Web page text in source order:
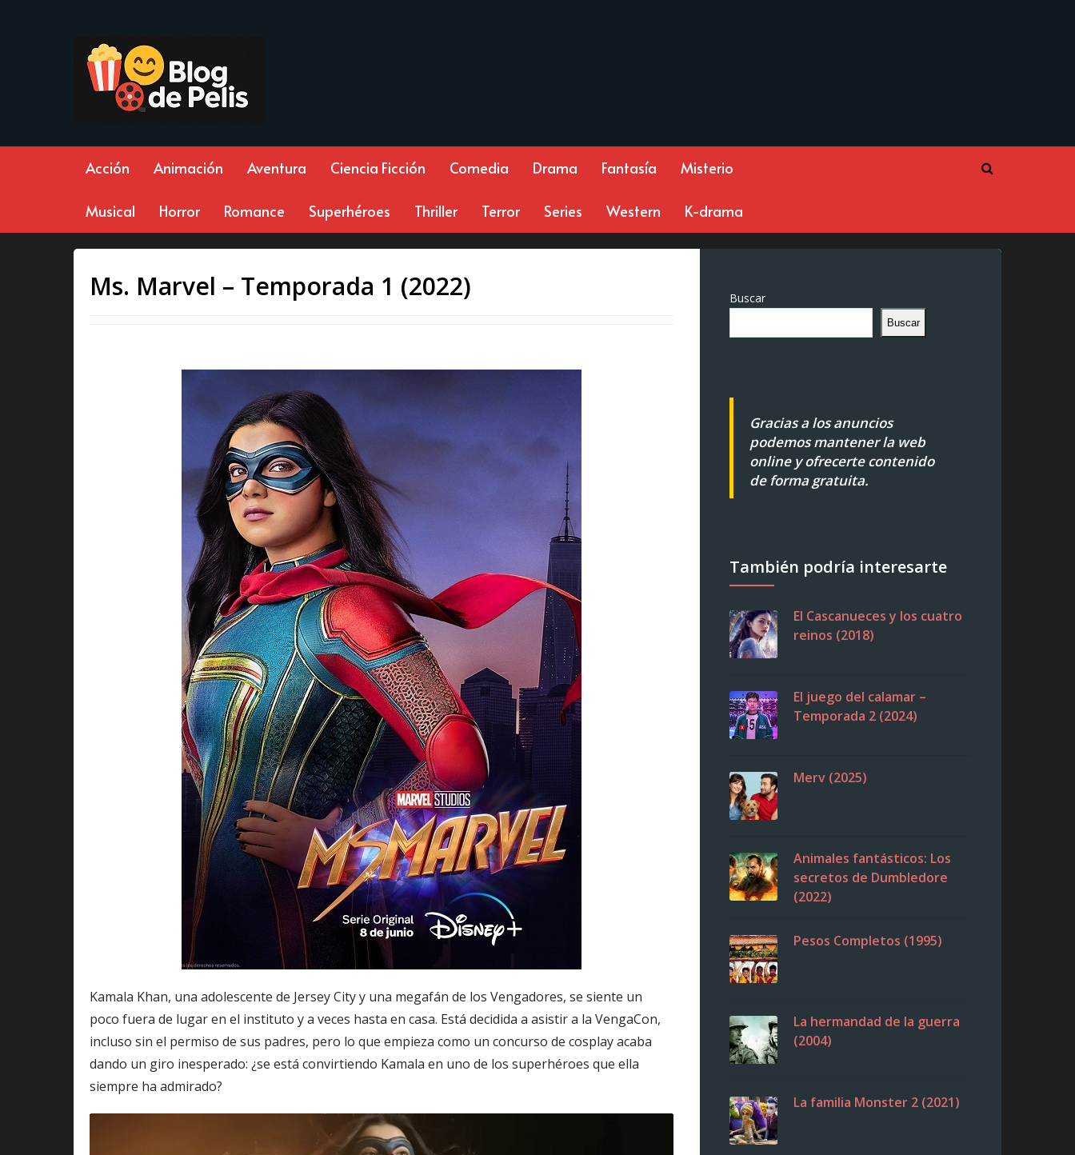
Acción Animación Aventura Ciencia Ficción Comedia Drama Fantasía Misterio
Musical Horror Romance Superhéroes Thriller Terror Series Western K-drama
Ms. Marvel – Temporada 1 (2022)
Kamala Khan, una adolescente de Jersey City y una megafán de los Vengadores, se siente un
poco fuera de lugar en el instituto y a veces hasta en casa. Está decidida a asistir a la VengaCon,
incluso sin el permiso de sus padres, pero lo que empieza como un concurso de cosplay acaba
dando un giro inesperado: ¿se está convirtiendo Kamala en uno de los superhéroes que ella
siempre ha admirado?
Buscar
Buscar
Gracias a los anuncios
podemos mantener la web
online y ofrecerte contenido
de forma gratuita.
También podría interesarte
El Cascanueces y los cuatro
reinos (2018)
El juego del calamar –
Temporada 2 (2024)
Merv (2025)
Animales fantásticos: Los
secretos de Dumbledore
(2022)
Pesos Completos (1995)
La hermandad de la guerra
(2004)
La familia Monster 2 (2021)